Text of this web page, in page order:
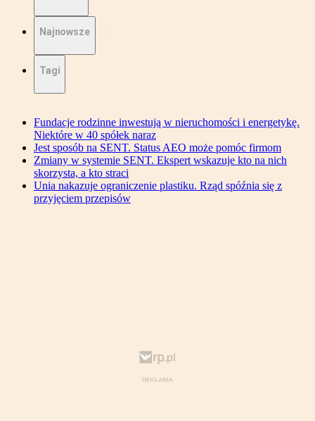
Najnowsze
Tagi
Fundacje rodzinne inwestują w nieruchomości i energetykę.
Niektóre w 40 spółek naraz
Jest sposób na SENT. Status AEO może pomóc firmom
Zmiany w systemie SENT. Ekspert wskazuje kto na nich
skorzysta, a kto straci
Unia nakazuje ograniczenie plastiku. Rząd spóźnia się z
przyjęciem przepisów